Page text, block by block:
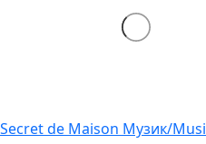
Secret de Maison Музик/